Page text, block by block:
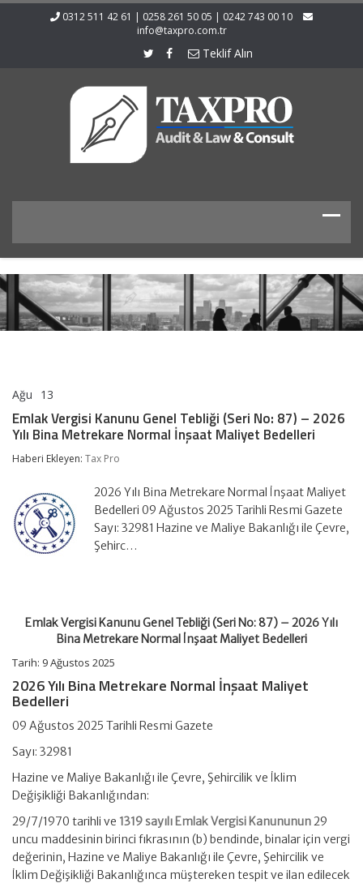
0312 511 42 61 | 0258 261 50 05 | 0242 743 00 10
info@taxpro.com.tr
Teklif Alın
Ağu 13
Kanunu
Genel
(Seri
2026
Yılı
Bedelleri
için
Emlak Vergisi Kanunu Genel Tebliği (Seri No: 87) – 2026
Yılı Bina Metrekare Normal İnşaat Maliyet Bedelleri
Haberi Ekleyen: Tax Pro
2026 Yılı Bina Metrekare Normal İnşaat Maliyet
Bedelleri 09 Ağustos 2025 Tarihli Resmi Gazete
Sayı: 32981 Hazine ve Maliye Bakanlığı ile Çevre,
Şehirc…
Emlak Vergisi Kanunu Genel Tebliği (Seri No: 87) – 2026 Yılı
Bina Metrekare Normal İnşaat Maliyet Bedelleri
Tarih: 9 Ağustos 2025
2026 Yılı Bina Metrekare Normal İnşaat Maliyet
Bedelleri
09 Ağustos 2025 Tarihli Resmi Gazete
Sayı: 32981
Hazine ve Maliye Bakanlığı ile Çevre, Şehircilik ve İklim
Değişikliği Bakanlığından:
29/7/1970 tarihli ve 1319 sayılı Emlak Vergisi Kanununun29
uncu maddesinin birinci fıkrasının (b) bendinde, binalar için vergi
değerinin, Hazine ve Maliye Bakanlığı ile Çevre, Şehircilik ve
İklim Değişikliği Bakanlığınca müştereken tespit ve ilan edilecek